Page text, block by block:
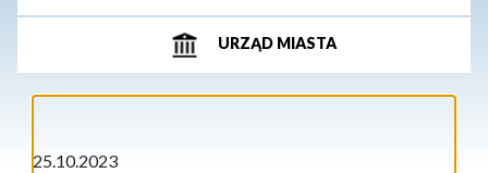
URZĄD MIASTA
25.10.2023